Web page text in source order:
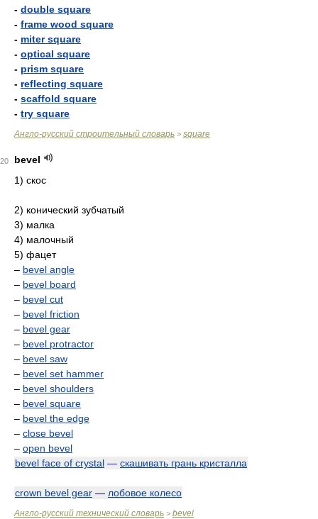
- double square
- frame wood square
- miter square
- optical square
- prism square
- reflecting square
- scaffold square
- try square
Англо-русский строительный словарь > square
20
bevel
1) скос
2) конический зубчатый
3) малка
4) малочный
5) фацет
– bevel angle
– bevel board
– bevel cut
– bevel friction
– bevel gear
– bevel protractor
– bevel saw
– bevel set hammer
– bevel shoulders
– bevel square
– bevel the edge
– close bevel
– open bevel
bevel face of crystal — скашивать грань кристалла
crown bevel gear — лобовое колесо
Англо-русский технический словарь > bevel